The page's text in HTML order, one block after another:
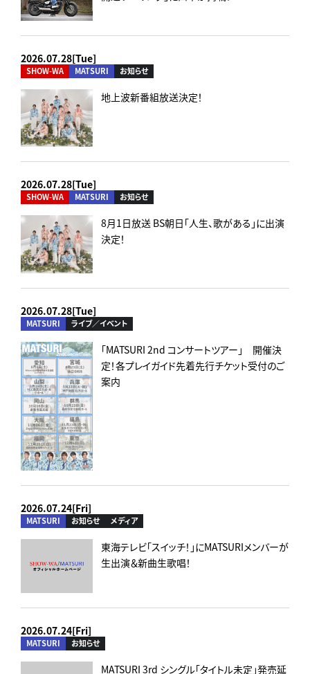
2026.07.28[Tue]
SHOW-WA MATSURI お知らせ
地上波新番組放送決定！
2026.07.28[Tue]
SHOW-WA MATSURI お知らせ
8月1日放送 BS朝日「人生、歌がある」に出演
決定！
2026.07.28[Tue]
MATSURI ライブ／イベント
「MATSURI 2nd コンサートツアー」 開催決
定！各プレイガイド先着先行チケット受付のご
案内
2026.07.24[Fri]
MATSURI お知らせ メディア
東海テレビ「スイッチ！」にMATSURIメンバーが
生出演＆新曲生歌唱！
2026.07.24[Fri]
MATSURI お知らせ
MATSURI 3rd シングル「タイトル未定」発売延